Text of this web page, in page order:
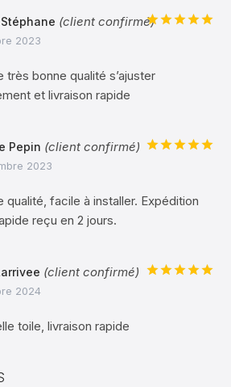
(client confirmé)
2023
très bonne qualité s’ajuster
et livraison rapide
Pepin (client confirmé)
2023
qualité, facile à installer. Expédition
reçu en 2 jours.
(client confirmé)
2024
toile, livraison rapide